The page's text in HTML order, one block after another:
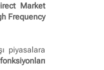
Market
Frequency
piyasalara